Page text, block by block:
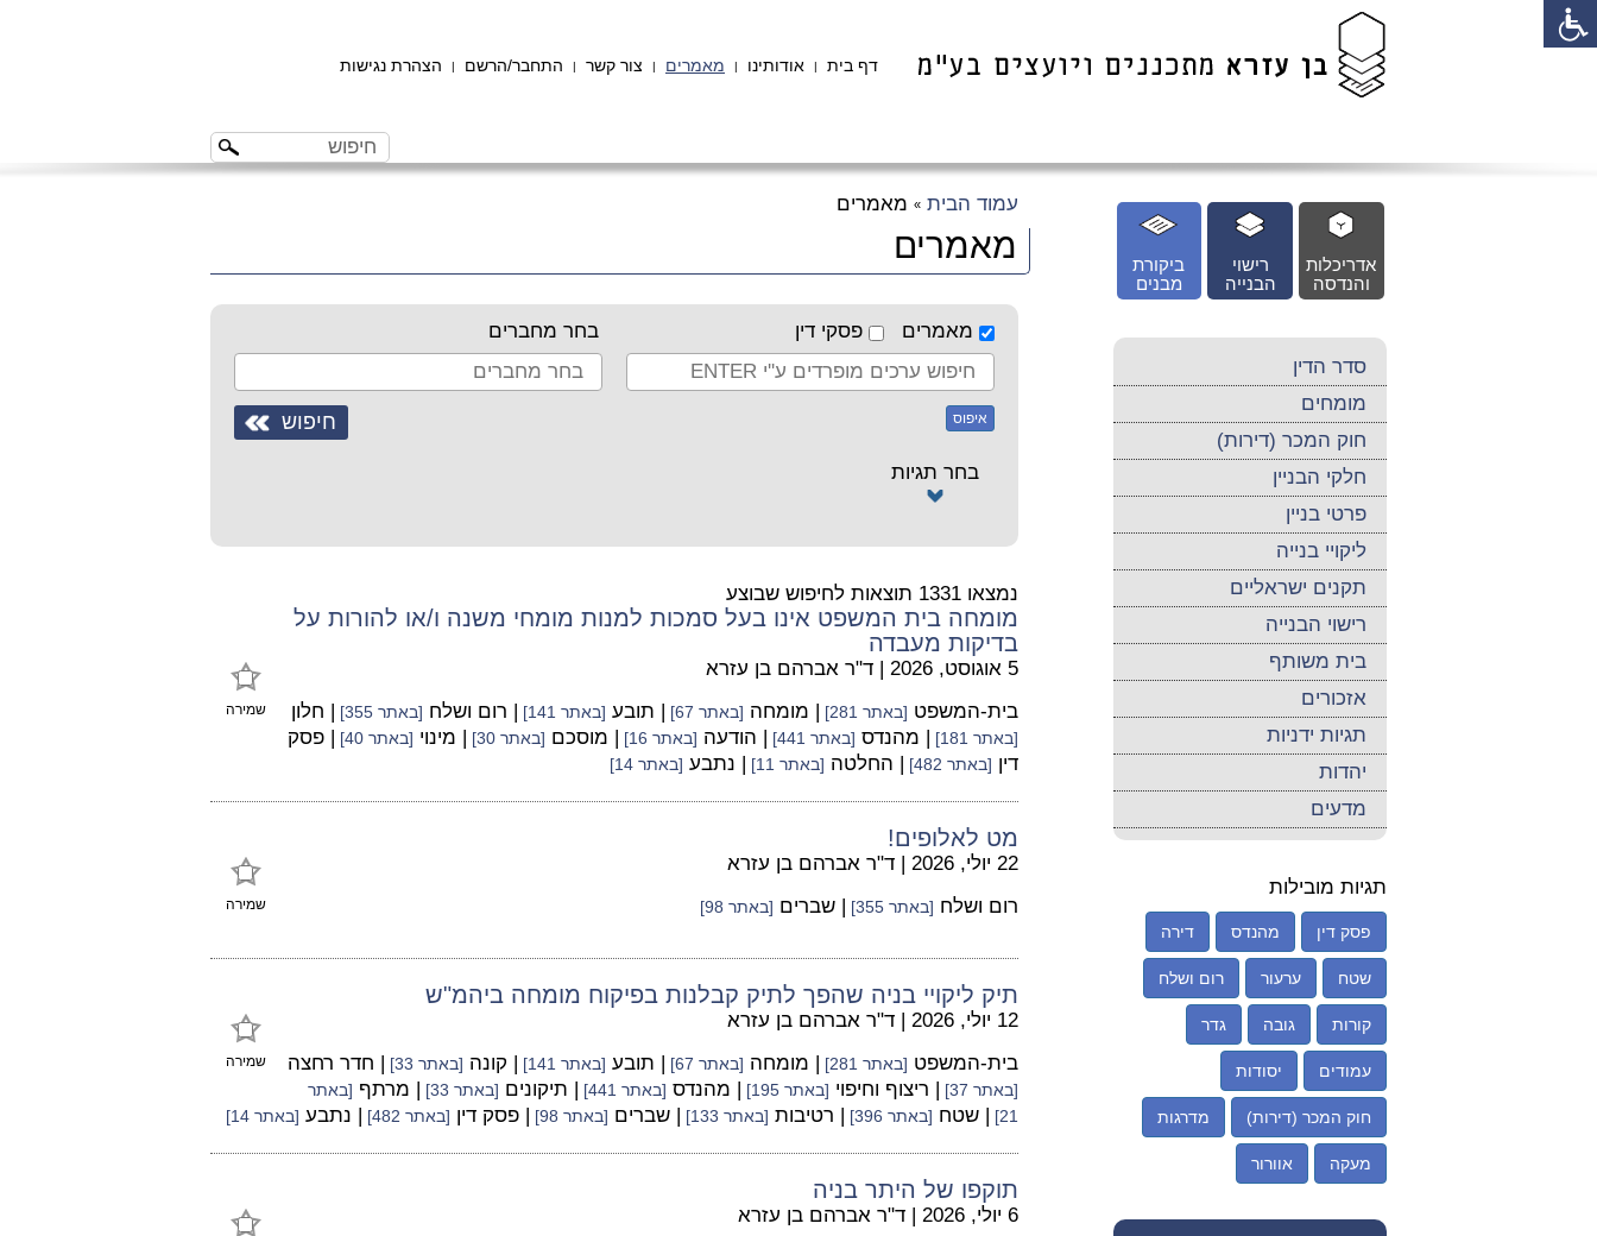
דף בית | אודותינו | מאמרים | צור קשר | התחבר/הרשם | הצהרת נגישות
עמוד הבית » מאמרים
מאמרים
מאמרים פסקי דין בחר מחברים
איפוס
בחר תגיות
נמצאו 1331 תוצאות לחיפוש שבוצע
מומחה בית המשפט אינו בעל סמכות למנות מומחי משנה ו/או להורות על
בדיקות מעבדה
שמירה
5 אוגוסט, 2026 | ד"ר אברהם בן עזרא
בית-המשפט [באתר 281] | מומחה [באתר 67] | תובע [באתר 141] | רום ושלח [באתר 355] | חלון
[באתר 181] | מהנדס [באתר 441] | הודעה [באתר 16] | מוסכם [באתר 30] | מינוי [באתר 40]
| פסק
דין [באתר 482] | החלטה [באתר 11] | נתבע [באתר 14]
מט לאלופים!
שמירה
22 יולי, 2026 | ד"ר אברהם בן עזרא
רום ושלח [באתר 355] | שברים [באתר 98]
תיק ליקויי בניה שהפך לתיק קבלנות בפיקוח מומחה ביהמ"ש
שמירה
12 יולי, 2026 | ד"ר אברהם בן עזרא
בית-המשפט [באתר 281] | מומחה [באתר 67] | תובע [באתר 141] | קונה [באתר 33] | חדר רחצה
[באתר 37] | ריצוף וחיפוי [באתר 195] | מהנדס [באתר 441] | תיקונים [באתר 33] | מרתף [באתר
21] | שטח [באתר 396] | רטיבות [באתר 133] | שברים [באתר 98] | פסק דין [באתר 482] | נתבע [באתר 14]
תוקפו של היתר בניה
6 יולי, 2026 | ד"ר אברהם בן עזרא
ביקורת
מבנים
רישוי
הבנייה
אדריכלות
והנדסה
סדר הדין
מומחים
חוק המכר (דירות)
חלקי הבניין
פרטי בניין
ליקויי בנייה
תקנים ישראליים
רישוי הבנייה
בית משותף
אזכורים
תגיות ידניות
יהדות
מדעים
תגיות מובילות
פסק דין מהנדס דירה
שטח ערעור רום ושלח
קורות גובה גדר
עמודים יסודות
חוק המכר (דירות) מדרגות
מעקה אוורור